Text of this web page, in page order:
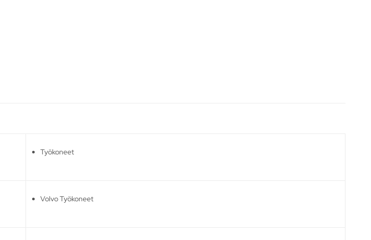
Työkoneet
Volvo Työkoneet